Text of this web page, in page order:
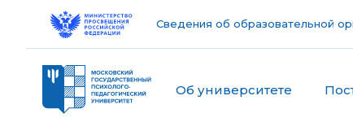
Сведения об образовательной
Об университете